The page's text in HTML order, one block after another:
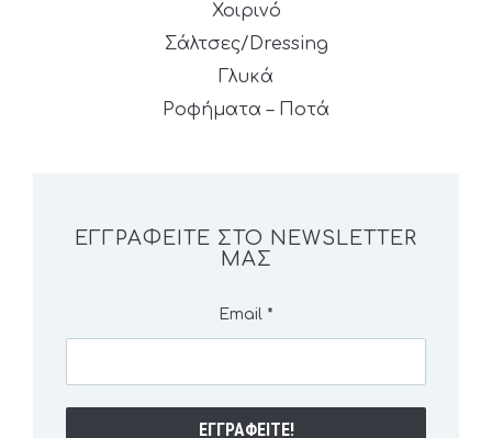
Χοιρινό
Σάλτσες/Dressing
Γλυκά
Ροφήματα – Ποτά
ΕΓΓΡΑΦΕΊΤΕ ΣΤΟ NEWSLETTER
ΜΑΣ
Email *